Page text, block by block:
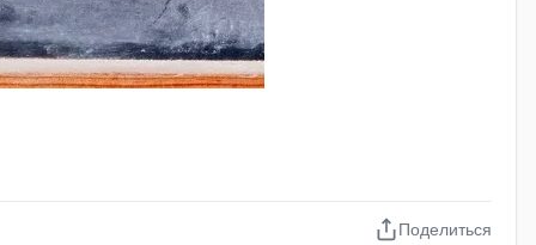
электронной топографической основе, такой
Поделиться